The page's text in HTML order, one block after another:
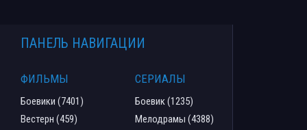
ПАНЕЛЬ НАВИГАЦИИ
ФИЛЬМЫ
Боевики (7401)
Вестерн (459)
СЕРИАЛЫ
Боевик (1235)
Мелодрамы (4388)